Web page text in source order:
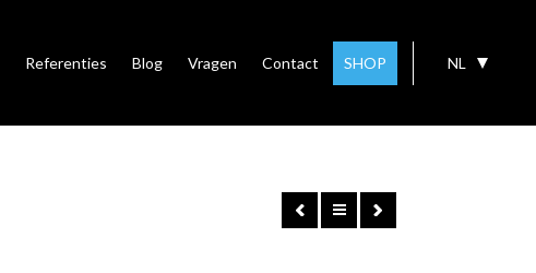
NL
Referenties Blog Vragen Contact SHOP